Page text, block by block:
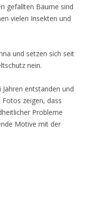
gefällten Bäume sind
vielen Insekten und
und setzen sich seit
nein.
entstanden und
zeigen, dass
Probleme
Motive mit der